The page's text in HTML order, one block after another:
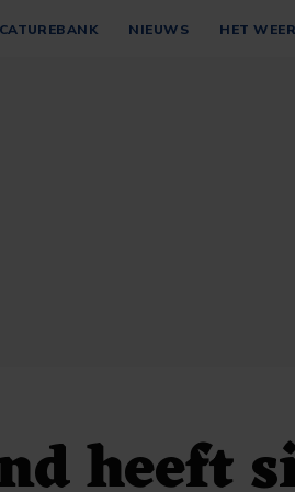
NIEUWS HET WEER